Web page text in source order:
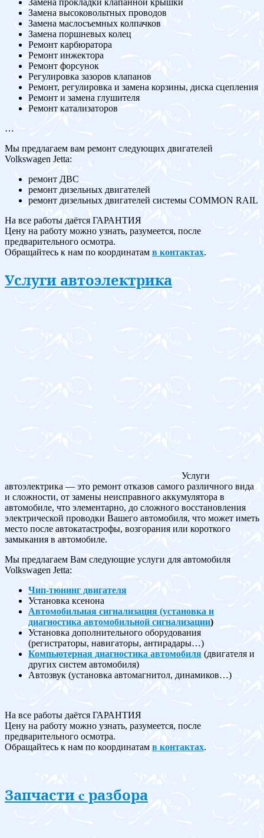
Замена прокладки клапанной крышки
Замена высоковольтных проводов
Замена маслосъемных колпачков
Замена поршневых колец
Ремонт карбюратора
Ремонт инжектора
Ремонт форсунок
Регулировка зазоров клапанов
Ремонт, регулировка и замена корзины, диска сцепления
Ремонт и замена глушителя
Ремонт катализаторов
…
Мы предлагаем вам ремонт следующих двигателей
Volkswagen Jetta:
ремонт ДВС
ремонт дизельных двигателей
ремонт дизельных двигателей системы COMMON RAIL
На все работы даётся ГАРАНТИЯ
Цену на работу можно узнать, разумеется, после
предварительного осмотра.
Обращайтесь к нам по координатам в контактах.
Услуги автоэлектрика
Услуги
автоэлектрика — это ремонт отказов самого различного вида
и сложности, от замены неисправного аккумулятора в
автомобиле, что элементарно, до сложного восстановления
электрической проводки Вашего автомобиля, что может иметь
место после автокатастрофы, возгорания или короткого
замыкания в автомобиле.
Мы предлагаем Вам следующие услуги для автомобиля
Volkswagen Jetta:
Чип-тюнинг двигателя
Установка ксенона
Автомобильная сигнализация (установка и
диагностика автомобильной сигнализации)
Установка дополнительного оборудования
(регистраторы, навигаторы, антирадары…)
Компьютерная диагностика автомобиля (двигателя и
других систем автомобиля)
Автозвук (установка автомагнитол, динамиков…)
На все работы даётся ГАРАНТИЯ
Цену на работу можно узнать, разумеется, после
предварительного осмотра.
Обращайтесь к нам по координатам в контактах.
Запчасти c разбора